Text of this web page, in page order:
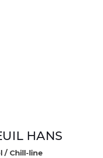
HANS
/ Chill-line